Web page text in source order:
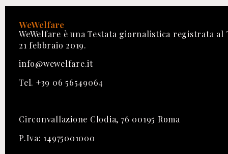
WeWelfare
WeWelfare è una Testata giornalistica registrata al
21 febbraio 2019.
info@wewelfare.it
Tel. +39 06 56549064
Circonvallazione Clodia, 76 00195 Roma
P.Iva: 14975001000